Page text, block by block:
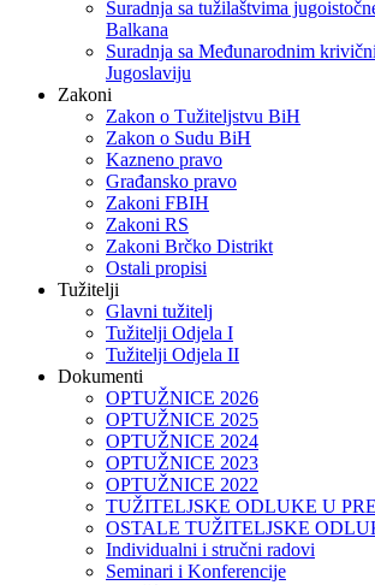
Suradnja sa tužilaštvima
Balkana
Suradnja sa Međunarodnim
Jugoslaviju
Zakoni
Zakon o Тužiteljstvu BiH
Zakon o Sudu BiH
Kazneno pravo
Građansko pravo
Zakoni FBIH
Zakoni RS
Zakoni Brčko Distrikt
Ostali propisi
Tužitelji
Glavni tužitelj
Tužitelji Odjela I
Tužitelji Odjela II
Dokumenti
OPTUŽNICE 2026
OPTUŽNICE 2025
OPTUŽNICE 2024
OPTUŽNICE 2023
OPTUŽNICE 2022
TUŽITELJSKE ODLUKE U
OSTALE TUŽITELJSKE
Individualni i stručni radovi
Seminari i Konferencije